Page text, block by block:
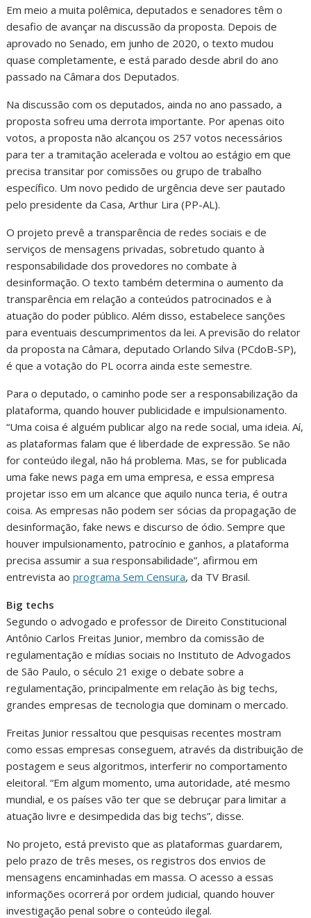
Em meio a muita polêmica, deputados e senadores têm o
desafio de avançar na discussão da proposta. Depois de
aprovado no Senado, em junho de 2020, o texto mudou
quase completamente, e está parado desde abril do ano
passado na Câmara dos Deputados.
Na discussão com os deputados, ainda no ano passado, a
proposta sofreu uma derrota importante. Por apenas oito
votos, a proposta não alcançou os 257 votos necessários
para ter a tramitação acelerada e voltou ao estágio em que
precisa transitar por comissões ou grupo de trabalho
específico. Um novo pedido de urgência deve ser pautado
pelo presidente da Casa, Arthur Lira (PP-AL).
O projeto prevê a transparência de redes sociais e de
serviços de mensagens privadas, sobretudo quanto à
responsabilidade dos provedores no combate à
desinformação. O texto também determina o aumento da
transparência em relação a conteúdos patrocinados e à
atuação do poder público. Além disso, estabelece sanções
para eventuais descumprimentos da lei. A previsão do relator
da proposta na Câmara, deputado Orlando Silva (PCdoB-SP),
é que a votação do PL ocorra ainda este semestre.
Para o deputado, o caminho pode ser a responsabilização da
plataforma, quando houver publicidade e impulsionamento.
“Uma coisa é alguém publicar algo na rede social, uma ideia. Aí,
as plataformas falam que é liberdade de expressão. Se não
for conteúdo ilegal, não há problema. Mas, se for publicada
uma fake news paga em uma empresa, e essa empresa
projetar isso em um alcance que aquilo nunca teria, é outra
coisa. As empresas não podem ser sócias da propagação de
desinformação, fake news e discurso de ódio. Sempre que
houver impulsionamento, patrocínio e ganhos, a plataforma
precisa assumir a sua responsabilidade”, afirmou em
entrevista aoprograma Sem Censura, da TV Brasil.
Big techs
Segundo o advogado e professor de Direito Constitucional
Antônio Carlos Freitas Junior, membro da comissão de
regulamentação e mídias sociais no Instituto de Advogados
de São Paulo, o século 21 exige o debate sobre a
regulamentação, principalmente em relação às big techs,
grandes empresas de tecnologia que dominam o mercado.
Freitas Junior ressaltou que pesquisas recentes mostram
como essas empresas conseguem, através da distribuição de
postagem e seus algoritmos, interferir no comportamento
eleitoral. “Em algum momento, uma autoridade, até mesmo
mundial, e os países vão ter que se debruçar para limitar a
atuação livre e desimpedida das big techs”, disse.
No projeto, está previsto que as plataformas guardarem,
pelo prazo de três meses, os registros dos envios de
mensagens encaminhadas em massa. O acesso a essas
informações ocorrerá por ordem judicial, quando houver
investigação penal sobre o conteúdo ilegal.